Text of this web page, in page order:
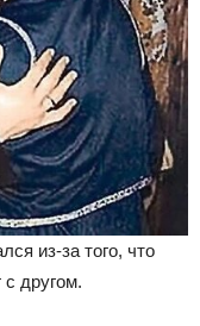
из-за того, что
с другом.